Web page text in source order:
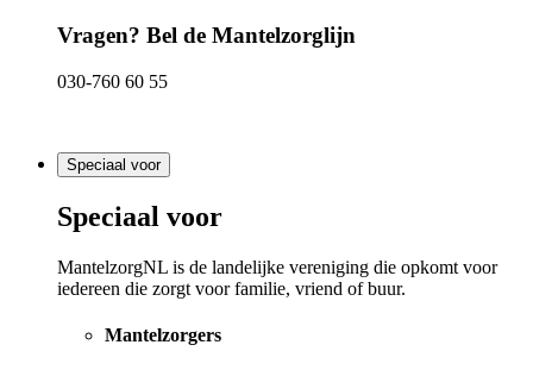
Vragen? Bel de Mantelzorglijn
030-760 60 55
Speciaal voor
Speciaal voor
MantelzorgNL is de landelijke vereniging die opkomt voor
iedereen die zorgt voor familie, vriend of buur.
Mantelzorgers